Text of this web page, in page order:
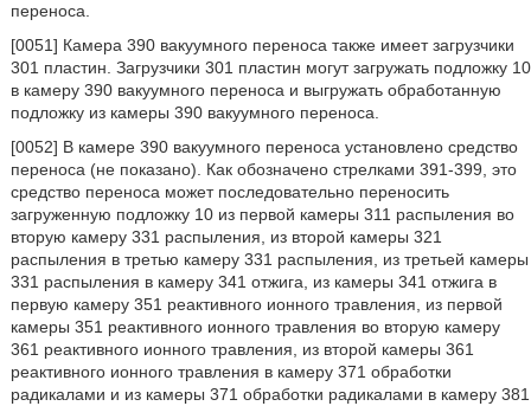
переноса.
[0051] Камера 390 вакуумного переноса также имеет загрузчики
301 пластин. Загрузчики 301 пластин могут загружать подложку 10
в камеру 390 вакуумного переноса и выгружать обработанную
подложку из камеры 390 вакуумного переноса.
[0052] В камере 390 вакуумного переноса установлено средство
переноса (не показано). Как обозначено стрелками 391-399, это
средство переноса может последовательно переносить
загруженную подложку 10 из первой камеры 311 распыления во
вторую камеру 331 распыления, из второй камеры 321
распыления в третью камеру 331 распыления, из третьей камеры
331 распыления в камеру 341 отжига, из камеры 341 отжига в
первую камеру 351 реактивного ионного травления, из первой
камеры 351 реактивного ионного травления во вторую камеру
361 реактивного ионного травления, из второй камеры 361
реактивного ионного травления в камеру 371 обработки
радикалами и из камеры 371 обработки радикалами в камеру 381